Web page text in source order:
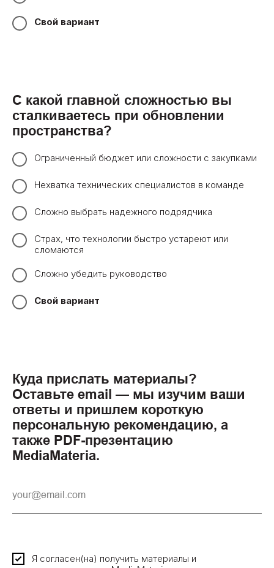
Свой вариант
С какой главной сложностью вы
сталкиваетесь при обновлении
пространства?
Ограниченный бюджет или сложности с закупками
Нехватка технических специалистов в команде
Сложно выбрать надежного подрядчика
Страх, что технологии быстро устареют или
сломаются
Сложно убедить руководство
Свой вариант
Куда прислать материалы?
Оставьте email — мы изучим ваши
ответы и пришлем короткую
персональную рекомендацию, а
также PDF-презентацию
MediaMateria.
Я согласен(на) получить материалы и